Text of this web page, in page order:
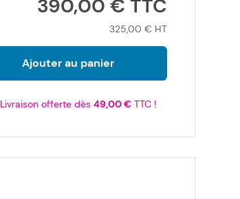
390,00 €
325,00 €
Ajouter au panier
Livraison offerte dès 49,00 €TTC !